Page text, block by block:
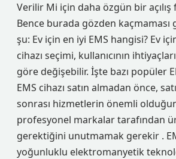
Verilir Mi için daha özgün bir
Bence burada gözden kaçmaması
şu: Ev için en iyi EMS hangisi? Ev
cihazı seçimi, kullanıcının
göre değişebilir. İşte bazı popüler
EMS cihazı satın almadan önce,
sonrası hizmetlerin önemli
profesyonel markalar tarafından
gerektiğini unutmamak gerekir .
yoğunluklu elektromanyetik